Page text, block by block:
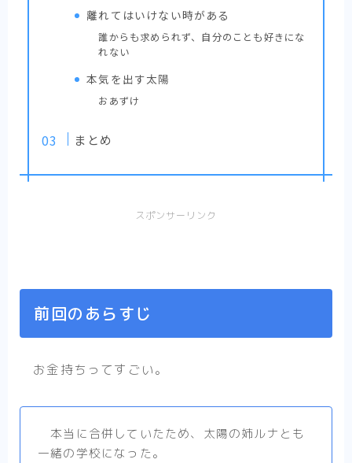
画？いややっぱりエロコメディ！【まとめ】
【ひねくれ騎士とふわふわ姫様】可愛らしい
二人と可愛らしい妖精と可愛らしいお家の癒
も壮大な物語の雰囲気を感じさせる物語【ま
【Helck】史上最高の超王道少年漫画、キャ
【SPY×FAMILY】魅力あふれるキャラクター
離れてはいけない時がある
誰からも求められず、自分のことも好きにな
れない
本気を出す太陽
おあずけ
まとめ
スポンサーリンク
前回のあらすじ
お金持ちってすごい。
本当に合併していたため、太陽の姉ルナとも
一緒の学校になった。